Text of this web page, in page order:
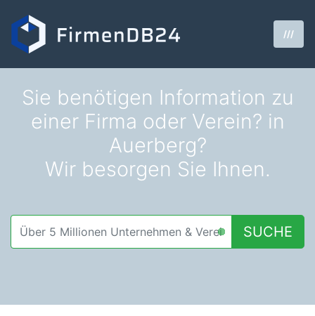
///
Sie benötigen Information zu
einer Firma oder Verein? in
Auerberg?
Wir besorgen Sie Ihnen.
SUCHE